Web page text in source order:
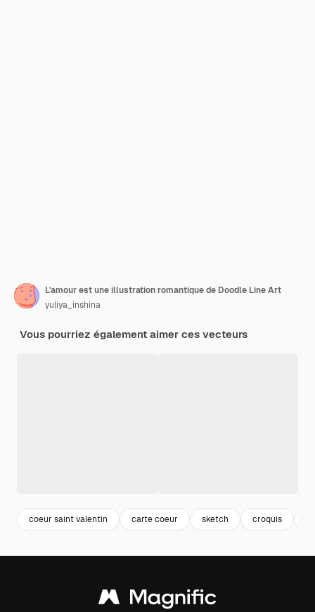
L'amour est une illustration romantique de Doodle Line Art
yuliya_inshina
Vous pourriez également aimer ces vecteurs
coeur saint valentin carte coeur sketch croquis